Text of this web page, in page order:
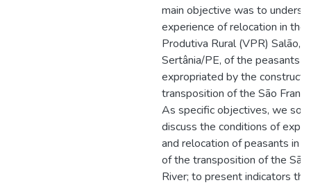
main objective was to
experience of relocation in the
Produtiva Rural (VPR) Salão, in
Sertânia/PE, of the peasants
expropriated by the
transposition of the São
As specific objectives, we
discuss the conditions of
and relocation of peasants in
of the transposition of the São
River; to present indicators